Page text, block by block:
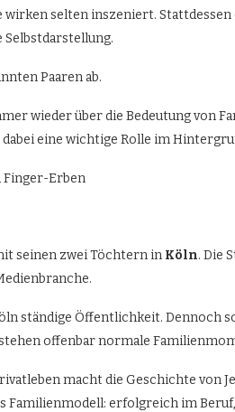
selten inszeniert.
Paaren ab.
wieder über die Bedeutung von
eine wichtige Rolle im
seinen zwei Töchtern in Köln. Die
ständige Öffentlichkeit. Dennoch
offenbar normale
macht die Geschichte von
Familienmodell: erfolgreich im